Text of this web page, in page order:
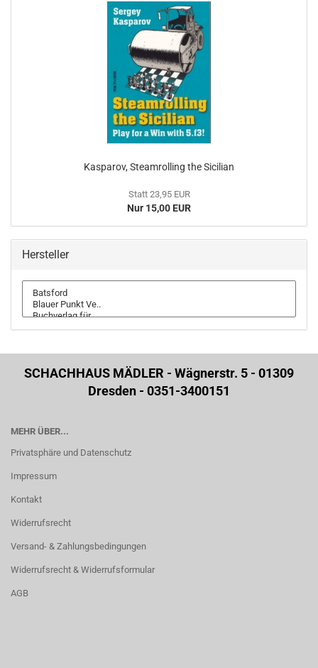
Kasparov, Steamrolling the Sicilian
Statt 23,95 EUR
Nur 15,00 EUR
Hersteller
SCHACHHAUS MÄDLER - Wägnerstr. 5 - 01309
Dresden - 0351-3400151
MEHR ÜBER...
Privatsphäre und Datenschutz
Impressum
Kontakt
Widerrufsrecht
Versand- & Zahlungsbedingungen
Widerrufsrecht & Widerrufsformular
AGB